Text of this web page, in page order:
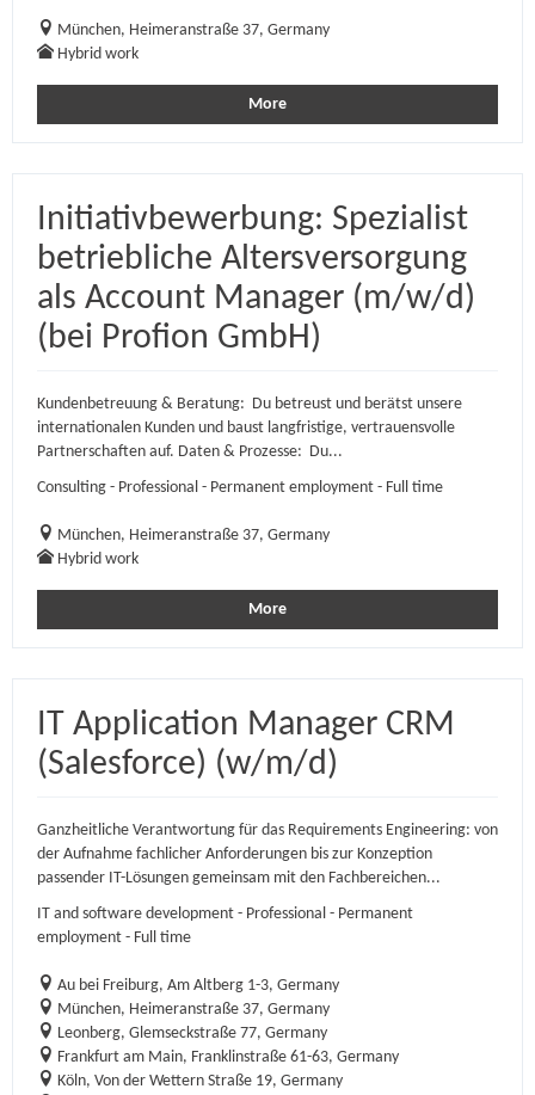
München, Heimeranstraße 37, Germany
Hybrid work
More
Initiativbewerbung: Spezialist
betriebliche Altersversorgung
als Account Manager (m/w/d)
(bei Profion GmbH)
Kundenbetreuung & Beratung: Du betreust und berätst unsere
internationalen Kunden und baust langfristige, vertrauensvolle
Partnerschaften auf. Daten & Prozesse: Du...
Consulting - Professional - Permanent employment - Full time
München, Heimeranstraße 37, Germany
Hybrid work
More
IT Application Manager CRM
(Salesforce) (w/m/d)
Ganzheitliche Verantwortung für das Requirements Engineering: von
der Aufnahme fachlicher Anforderungen bis zur Konzeption
passender IT-Lösungen gemeinsam mit den Fachbereichen...
IT and software development - Professional - Permanent
employment - Full time
Au bei Freiburg, Am Altberg 1-3, Germany
München, Heimeranstraße 37, Germany
Leonberg, Glemseckstraße 77, Germany
Frankfurt am Main, Franklinstraße 61-63, Germany
Köln, Von der Wettern Straße 19, Germany